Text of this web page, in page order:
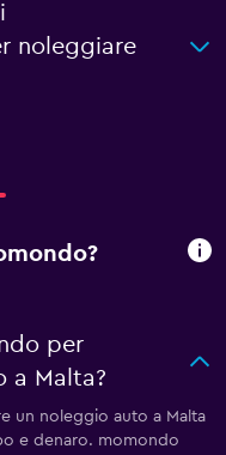
noleggiare
per
a Malta?
un noleggio auto a Malta
e denaro. momondo